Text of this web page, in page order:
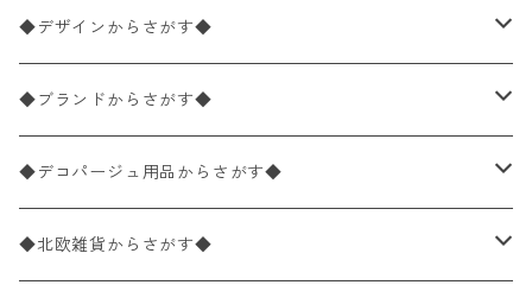
ペーパーナプキン1枚バラ売り
ペーパーナプキン20枚入りパック
ペーパーナプキン10枚入りパック
ライスペーパー
33×33cm（ランチサイズ）
バラ売り
パック売り
25×25cm（カクテルサイズ）
バラ売り
パック売り
40×40cm（ディナーサイズ）
バラ売り
21×21cm（ポケットサイズ）
◆デザインからさがす◆
花柄
植物・グリーン柄
動物・鳥・昆虫・蝶柄
◆ブランドからさがす◆
ドイツ製 IHR/イア
ランチサイズ
ドイツ製 Ambiente/アンビエンテ
◆デコパージュ用品からさがす◆
デコパージュ液
◆北欧雑貨からさがす◆